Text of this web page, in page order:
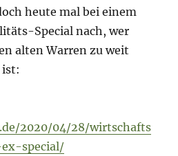
heute mal bei einem
Special nach, wer
alten Warren zu weit
ist:
2020/04/28/wirtschafts
special/